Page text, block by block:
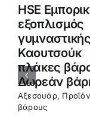
HSE
εξοπλισμός
Steel Plated